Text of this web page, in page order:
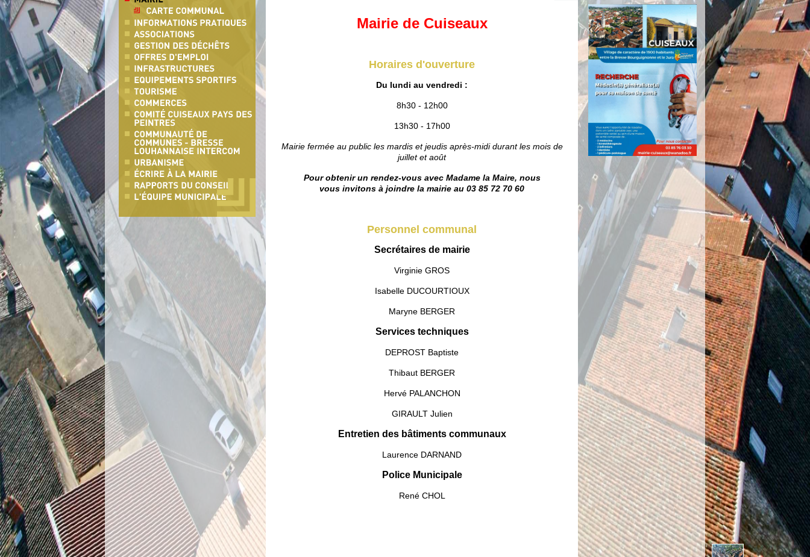
Mairie de Cuiseaux
Horaires d'ouverture
Du lundi au vendredi :
8h30 - 12h00
13h30 - 17h00
Mairie fermée au public les mardis et jeudis après-midi durant les mois de
juillet et août
Pour obtenir un rendez-vous avec Madame la Maire, nous
vous invitons à joindre la mairie au 03 85 72 70 60
Personnel communal
Secrétaires de mairie
Virginie GROS
Isabelle DUCOURTIOUX
Maryne BERGER
Services techniques
DEPROST Baptiste
Thibaut BERGER
Hervé PALANCHON
GIRAULT Julien
Entretien des bâtiments communaux
Laurence DARNAND
Police Municipale
René CHOL